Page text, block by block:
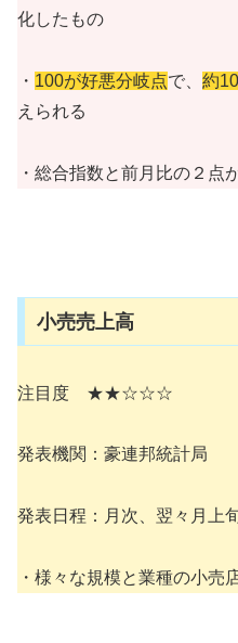
化したもの
・ 100が好悪分岐点で、 約
えられる
・総合指数と前月比の２点
小売売上高
注目度 ★★☆☆☆
発表機関：豪連邦統計局
発表日程：月次、翌々月上
・様々な規模と業種の小売